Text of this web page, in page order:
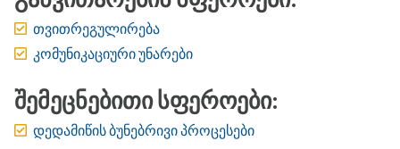
თვითრეგულირება
კომუნიკაციური უნარები
შემეცნებითი სფეროები:
დედამიწის ბუნებრივი პროცესები